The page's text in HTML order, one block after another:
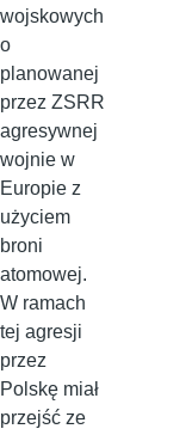
wojskowych
o
planowanej
przez ZSRR
agresywnej
wojnie w
Europie z
użyciem
broni
atomowej.
W ramach
tej agresji
przez
Polskę miał
przejść ze